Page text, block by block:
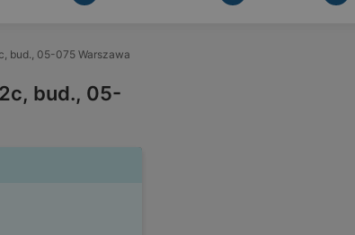
bud., 05-075 Warszawa
bud., 05-